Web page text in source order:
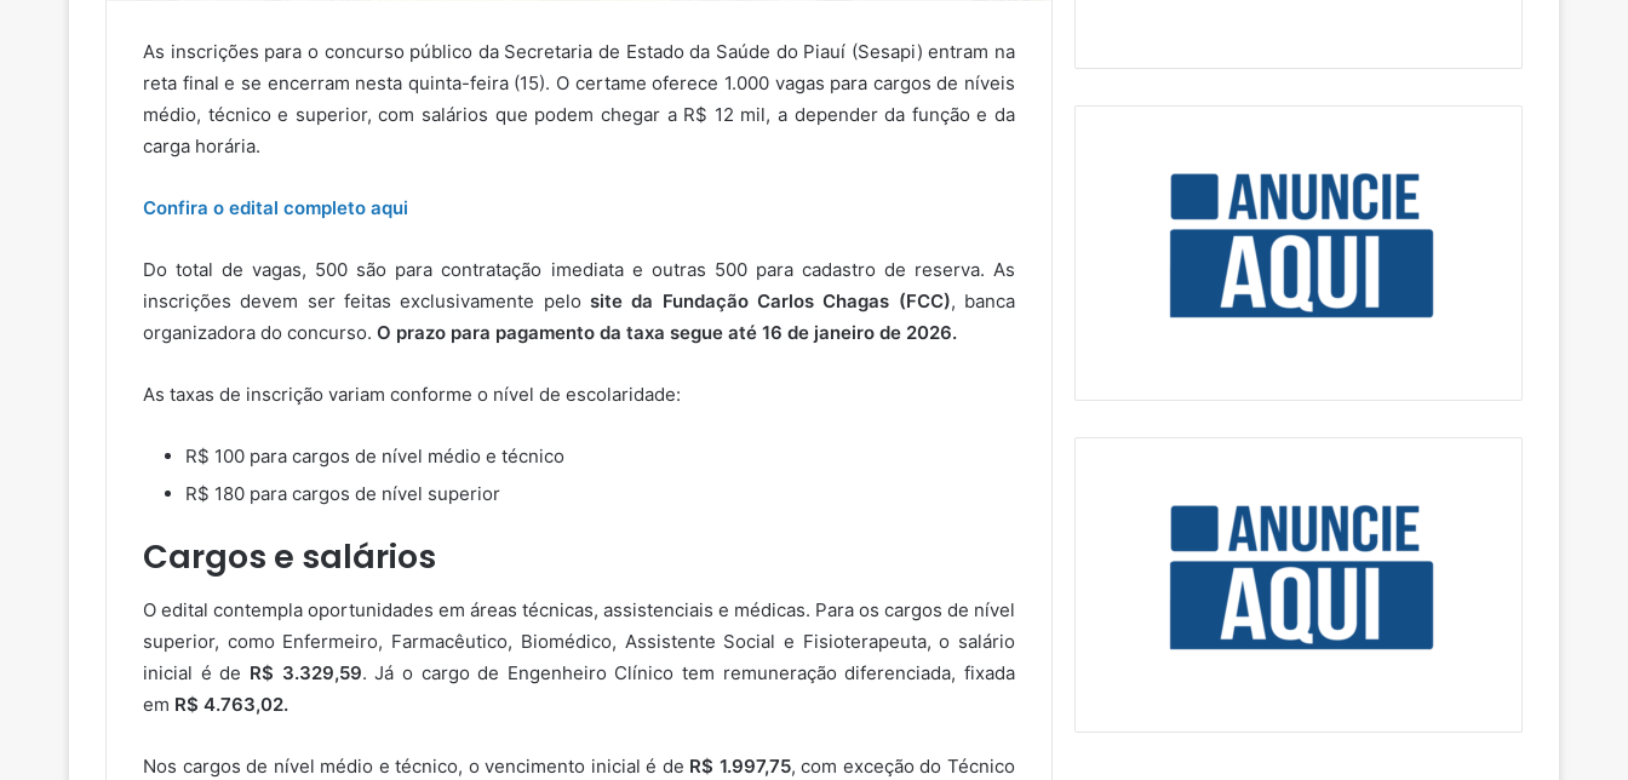
As inscrições para o concurso público da Secretaria de Estado da Saúde do Piauí (Sesapi) entram na
reta final e se encerram nesta quinta-feira (15). O certame oferece 1.000 vagas para cargos de níveis
médio, técnico e superior, com salários que podem chegar a R$ 12 mil, a depender da função e da
carga horária.
Confira o edital completo aqui
Do total de vagas, 500 são para contratação imediata e outras 500 para cadastro de reserva. As
inscrições devem ser feitas exclusivamente pelo site da Fundação Carlos Chagas (FCC), banca
organizadora do concurso. O prazo para pagamento da taxa segue até 16 de janeiro de 2026.
As taxas de inscrição variam conforme o nível de escolaridade:
R$ 100 para cargos de nível médio e técnico
R$ 180 para cargos de nível superior
Cargos e salários
O edital contempla oportunidades em áreas técnicas, assistenciais e médicas. Para os cargos de nível
superior, como Enfermeiro, Farmacêutico, Biomédico, Assistente Social e Fisioterapeuta, o salário
inicial é de R$ 3.329,59. Já o cargo de Engenheiro Clínico tem remuneração diferenciada, fixada
em R$ 4.763,02.
Nos cargos de nível médio e técnico, o vencimento inicial é de R$ 1.997,75, com exceção do Técnico